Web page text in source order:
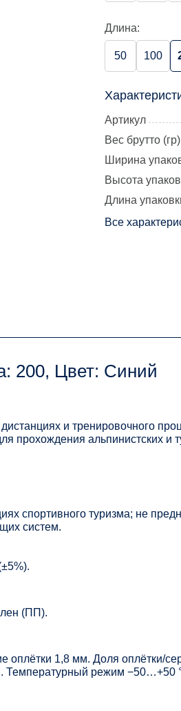
Длина:
50 100
Артикул
Вес брутто (гр)
Ширина
Высота
Длина
Все
200, Цвет: Синий
и тренировочного
прохождения альпинистских и
спортивного туризма; не
систем.
(ПП).
оплётки 1,8 мм. Доля оплётки/
Температурный режим −50…+50